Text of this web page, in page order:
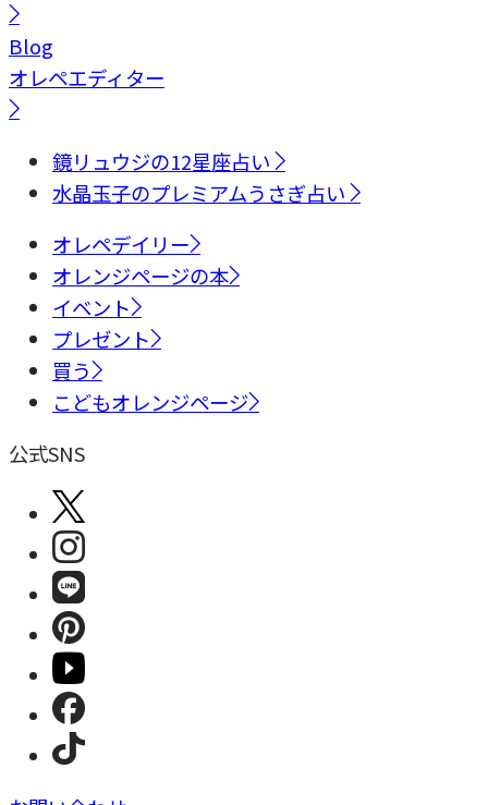
Blog
オレペエディター
鏡リュウジの12星座占い
水晶玉子のプレミアムうさぎ占い
オレペデイリー
オレンジページの本
イベント
プレゼント
買う
こどもオレンジページ
公式SNS